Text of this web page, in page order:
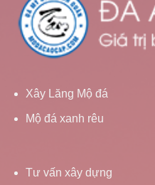
Xây Lăng Mộ đá
Mộ đá xanh rêu
Tư vấn xây dựng